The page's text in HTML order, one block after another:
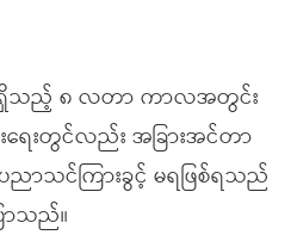
သည့် ၈ လတာ ကာလအတွင်း
ရေးတွင်လည်း အခြားအင်တာ
သင်ကြားခွင့် မရဖြစ်ရသည်
သည်။